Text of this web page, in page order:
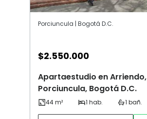
Porciuncula | Bogotá D.C.
$2.550.000
Apartaestudio en Arriendo,
Porciuncula, Bogotá D.C.